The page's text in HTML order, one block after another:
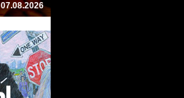
07.08.2026